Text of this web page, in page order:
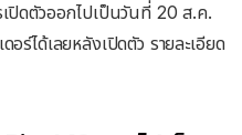
ปิดตัวออกไปเป็นวันที่ 20 ส.ค.
ร์ได้เลยหลังเปิดตัว รายละเอียด